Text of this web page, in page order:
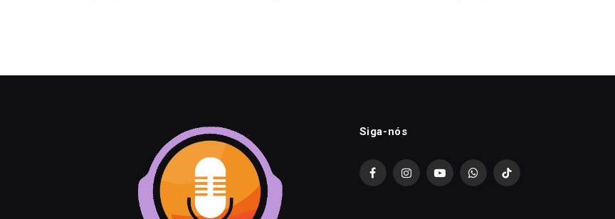
Siga-nós
FacebookInstagramYouTubeWhatsAppTikTok